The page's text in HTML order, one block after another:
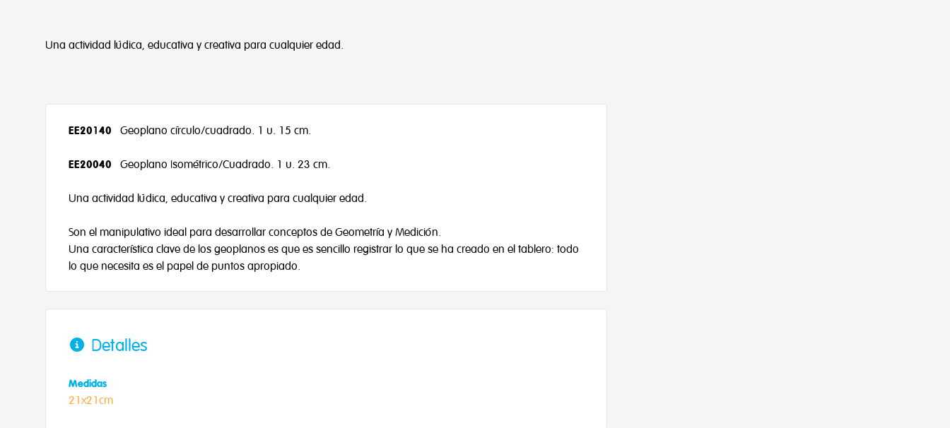
Una actividad lúdica, educativa y creativa para cualquier edad.
EE20140 Geoplano círculo/cuadrado. 1 u. 15 cm.
EE20040 Geoplano Isométrico/Cuadrado. 1 u. 23 cm.
Una actividad lúdica, educativa y creativa para cualquier edad.
Son el manipulativo ideal para desarrollar conceptos de Geometría y Medición.
Una característica clave de los geoplanos es que es sencillo registrar lo que se ha creado en el tablero: todo
lo que necesita es el papel de puntos apropiado.
Detalles
Medidas
21x21cm